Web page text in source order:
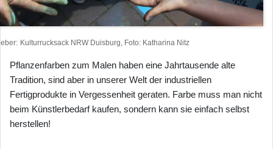
Kulturrucksack NRW Duisburg, Foto: Katharina Nitz
Pflanzenfarben zum Malen haben eine Jahrtausende alte
Tradition, sind aber in unserer Welt der industriellen
Fertigprodukte in Vergessenheit geraten. Farbe muss man nicht
beim Künstlerbedarf kaufen, sondern kann sie einfach selbst
herstellen!